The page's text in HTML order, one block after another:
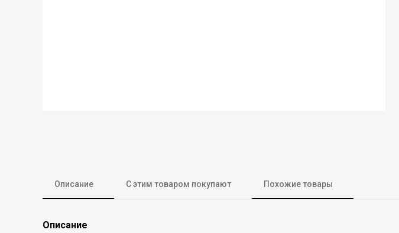
Описание С этим товаром покупают Похожие товары
Описание